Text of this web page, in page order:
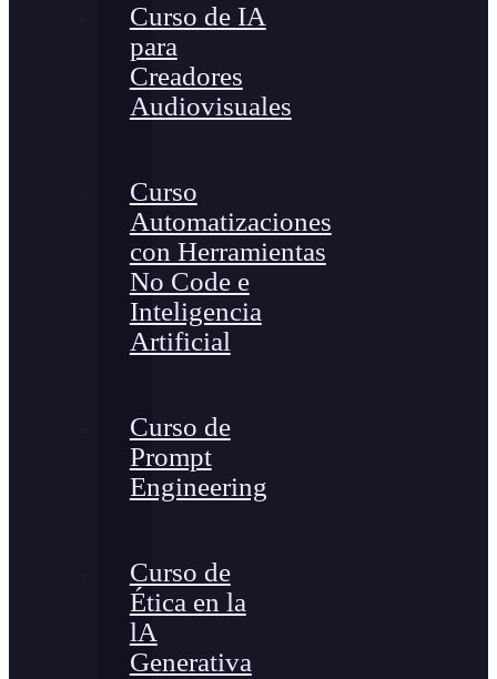
Curso de IA
para
Creadores
Audiovisuales
Curso
Automatizaciones
con Herramientas
No Code e
Inteligencia
Artificial
Curso de
Prompt
Engineering
Curso de
Ética en la
lA
Generativa